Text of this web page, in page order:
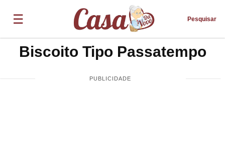
☰ Pesquisar
Biscoito Tipo Passatempo